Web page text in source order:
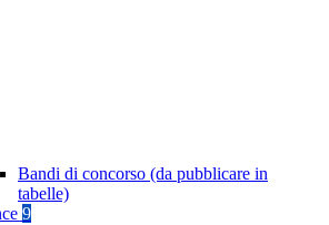
Bandi di concorso (da pubblicare in
tabelle)
9